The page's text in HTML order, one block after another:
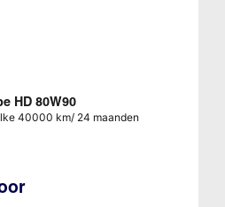
HD 80W90
40000 km/ 24 maanden